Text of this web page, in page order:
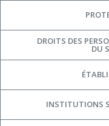
DROITS DES
DU
INSTITUTIONS